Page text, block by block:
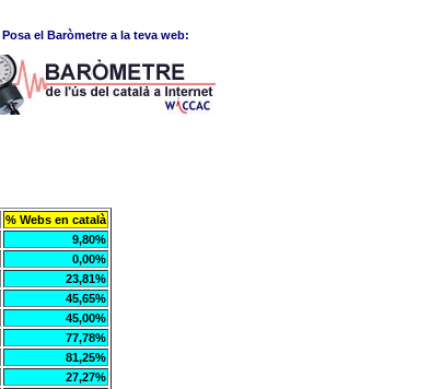
Posa el Baròmetre a la teva web:
% Webs en català
9,80%
0,00%
23,81%
45,65%
45,00%
77,78%
81,25%
27,27%